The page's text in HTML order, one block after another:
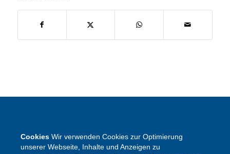
Pietrapaola-Platz 4
Cookies Wir verwenden Cookies zur Optimierung
unserer Webseite, Inhalte und Anzeigen zu